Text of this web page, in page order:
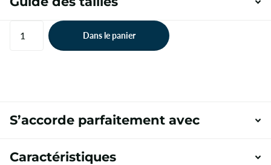
Dans le panier
S’accorde parfaitement avec
Caractéristiques